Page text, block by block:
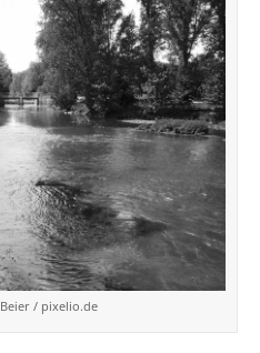
/ pixelio.de